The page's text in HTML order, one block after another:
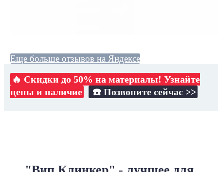
Еще больше отзывов на Яндексе
🔥 Скидки до 50% на материалы! Узнайте
цены и наличие
☎️ Позвоните сейчас >>